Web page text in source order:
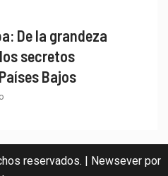
De la grandeza
secretos
Bajos
reservados. Newseverpor